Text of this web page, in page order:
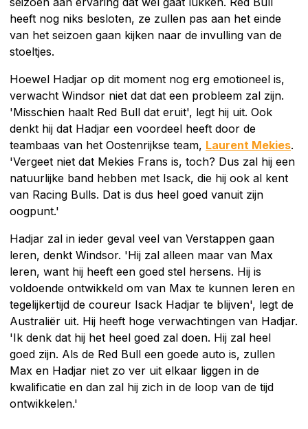
heeft nog niks besloten, ze zullen pas aan het einde
van het seizoen gaan kijken naar de invulling van de
stoeltjes.
Hoewel Hadjar op dit moment nog erg emotioneel is,
verwacht Windsor niet dat dat een probleem zal zijn.
'Misschien haalt Red Bull dat eruit', legt hij uit. Ook
denkt hij dat Hadjar een voordeel heeft door de
teambaas van het Oostenrijkse team, Laurent Mekies.
'Vergeet niet dat Mekies Frans is, toch? Dus zal hij een
natuurlijke band hebben met Isack, die hij ook al kent
van Racing Bulls. Dat is dus heel goed vanuit zijn
oogpunt.'
Hadjar zal in ieder geval veel van Verstappen gaan
leren, denkt Windsor. 'Hij zal alleen maar van Max
leren, want hij heeft een goed stel hersens. Hij is
voldoende ontwikkeld om van Max te kunnen leren en
tegelijkertijd de coureur Isack Hadjar te blijven', legt de
Australiër uit. Hij heeft hoge verwachtingen van Hadjar.
'Ik denk dat hij het heel goed zal doen. Hij zal heel
goed zijn. Als de Red Bull een goede auto is, zullen
Max en Hadjar niet zo ver uit elkaar liggen in de
kwalificatie en dan zal hij zich in de loop van de tijd
ontwikkelen.'